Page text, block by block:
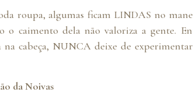
roupa, algumas ficam LINDAS no
o caimento dela não valoriza a gente.
na cabeça, NUNCA deixe de
da Noivas